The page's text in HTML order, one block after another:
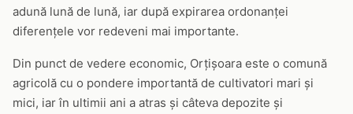
adună lună de lună, iar după expirarea ordonanței
diferențele vor redeveni mai importante.
Din punct de vedere economic, Orțișoara este o comună
agricolă cu o pondere importantă de cultivatori mari și
mici, iar în ultimii ani a atras și câteva depozite și